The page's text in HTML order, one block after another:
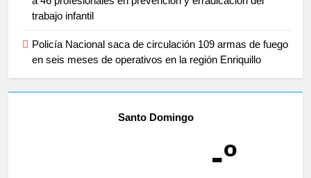
trabajo infantil
Policía Nacional saca de circulación 109 armas de fuego
en seis meses de operativos en la región Enriquillo
Santo Domingo
-º